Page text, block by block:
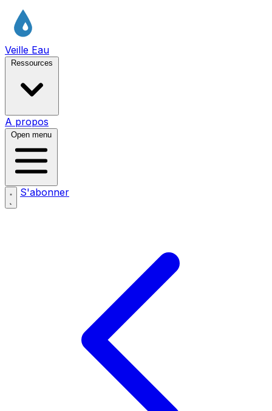
Veille Eau
Ressources
A propos
Open menu
S'abonner